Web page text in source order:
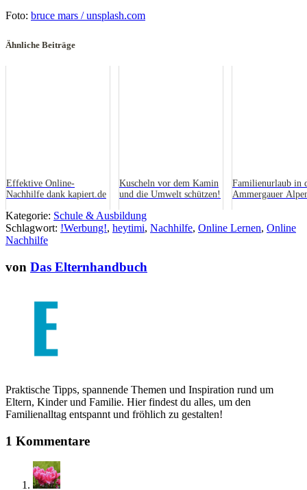
Foto: bruce mars / unsplash.com
Ähnliche Beiträge
Effektive Online-
Nachhilfe dank kapiert.de
Kuscheln vor dem Kamin
und die Umwelt schützen!
Familienurlaub in
Ammergauer
Kategorie: Schule & Ausbildung
Schlagwort: !Werbung!, heytimi, Nachhilfe, Online Lernen, Online
Nachhilfe
von Das Elternhandbuch
Praktische Tipps, spannende Themen und Inspiration rund um
Eltern, Kinder und Familie. Hier findest du alles, um den
Familienalltag entspannt und fröhlich zu gestalten!
1 Kommentare